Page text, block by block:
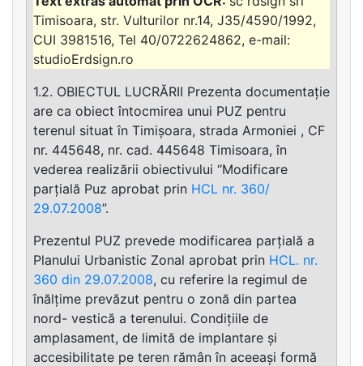
Timisoara, str. Vulturilor nr.14, J35/4590/1992,
CUI 3981516, Tel 40/0722624862, e-mail:
studioErdsign.ro
1.2. OBIECTUL LUCRĂRII Prezenta documentație
are ca obiect întocmirea unui PUZ pentru
terenul situat în Timișoara, strada Armoniei , CF
nr. 445648, nr. cad. 445648 Timisoara, în
vederea realizării obiectivului “Modificare
parțială Puz aprobat prin HCL nr. 360/
29.07.2008”.
Prezentul PUZ prevede modificarea parțială a
Planului Urbanistic Zonal aprobat prin HCL. nr.
360 din 29.07.2008, cu referire la regimul de
înălțime prevăzut pentru o zonă din partea
nord- vestică a terenului. Condițiile de
amplasament, de limită de implantare și
accesibilitate pe teren rămân în aceeași formă